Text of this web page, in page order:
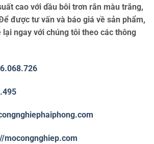
cao với dầu bôi trơn rắn màu trắng,
được tư vấn và báo giá về sản phẩm,
ngay với chúng tôi theo các thông
mocongnghiep.com